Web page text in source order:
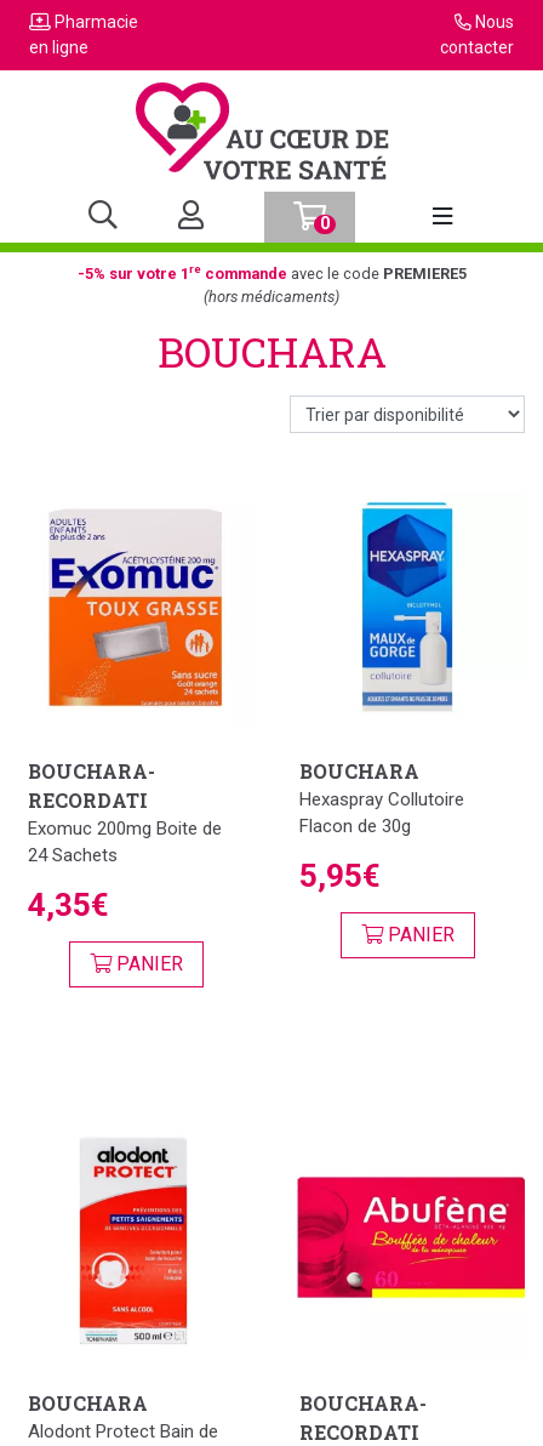
Pharmacie
en ligne
Nous
contacter
0
Afficher la
-5% sur votre 1recommande avec le code PREMIERE5
(hors médicaments)
BOUCHARA
BOUCHARA-
RECORDATI
Exomuc 200mg Boite de
24 Sachets
4,35€
PANIER
BOUCHARA
Hexaspray Collutoire
Flacon de 30g
5,95€
PANIER
BOUCHARA
Alodont Protect Bain de
BOUCHARA-
RECORDATI